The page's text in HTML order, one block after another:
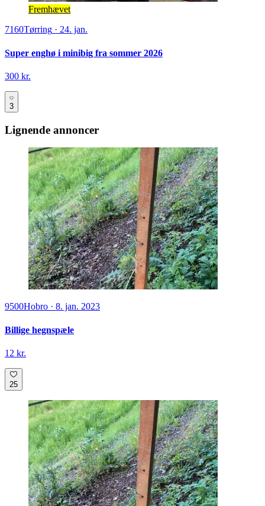
Fremhævet
7160Tørring · 24. jan.
Super enghø i minibig fra sommer 2026
300 kr.
3
Lignende annoncer
9500Hobro · 8. jan. 2023
Billige hegnspæle
12 kr.
25